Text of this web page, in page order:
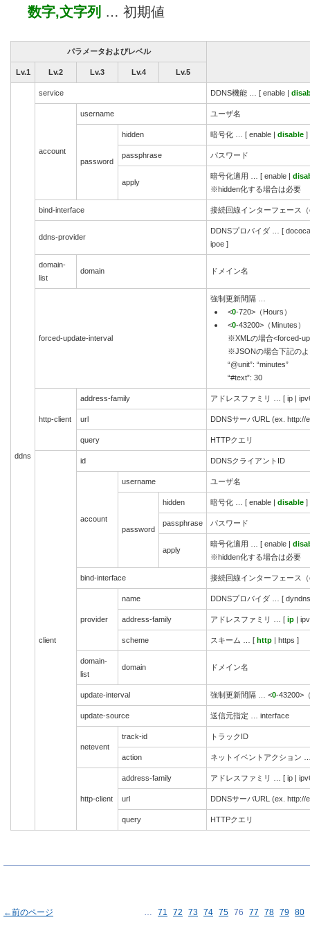
数字,文字列 … 初期値
パラメータおよびレベル
Lv.1 Lv.2 Lv.3 Lv.4 Lv.5
ddns
service DDNS機能 … [ enable |
account
username ユーザ名
password
hidden 暗号化 … [ enable | disable ]
passphrase パスワード
apply
暗号化適用 … [ enable |
※hidden化する場合は必要
bind-interface 接続回線インターフェース
ddns-provider
DDNSプロバイダ … [
ipoe ]
domain-
list
domain ドメイン名
forced-update-interval
強制更新間隔 …
<0-720>（Hours）
<0-43200>（Minutes）
※XMLの場合<forced-
※JSONの場合下記の
“@unit”: “minutes”
“#text”: 30
http-client
address-family アドレスファミリ … [ ip |
url DDNSサーバURL (ex. http://
query HTTPクエリ
client
id DDNSクライアントID
account
username ユーザ名
password
hidden 暗号化 … [ enable | disable ]
passphrase パスワード
apply
暗号化適用 … [ enable |
※hidden化する場合は必要
bind-interface 接続回線インターフェース
provider
name DDNSプロバイダ … [
address-family アドレスファミリ … [ ip |
scheme スキーム … [ http | https ]
domain-
list
domain ドメイン名
update-interval 強制更新間隔 … <0-43200>
update-source 送信元指定 … interface
netevent
track-id トラックID
action ネットイベントアクション
http-client
address-family アドレスファミリ … [ ip |
url DDNSサーバURL (ex. http://
query HTTPクエリ
←前のページ … 71 72 73 74 75 76 77 78 79 80